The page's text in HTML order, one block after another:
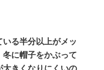
る半分以上がメッ
に帽子をかぶって